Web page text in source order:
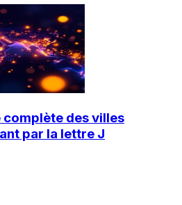
complète des villes
par la lettre J